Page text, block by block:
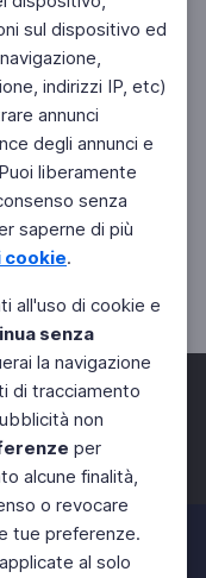
sul dispositivo ed
indirizzi IP, etc)
annunci
degli annunci e
liberamente
senza
saperne di più
cookie.
all'uso di cookie e
senza
la navigazione
di tracciamento
non
per
alcune finalità,
o revocare
tue preferenze.
al solo
Instagram